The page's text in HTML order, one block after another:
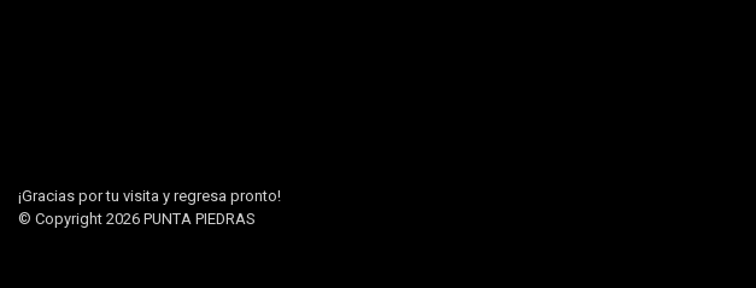
¡Gracias por tu visita y regresa pronto!
© Copyright 2026 PUNTA PIEDRAS